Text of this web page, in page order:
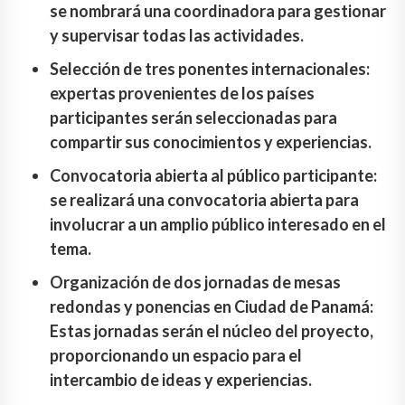
se nombrará una coordinadora para gestionar
y supervisar todas las actividades.
Selección de tres ponentes internacionales:
expertas provenientes de los países
participantes serán seleccionadas para
compartir sus conocimientos y experiencias.
Convocatoria abierta al público participante:
se realizará una convocatoria abierta para
involucrar a un amplio público interesado en el
tema.
Organización de dos jornadas de mesas
redondas y ponencias en Ciudad de Panamá:
Estas jornadas serán el núcleo del proyecto,
proporcionando un espacio para el
intercambio de ideas y experiencias.